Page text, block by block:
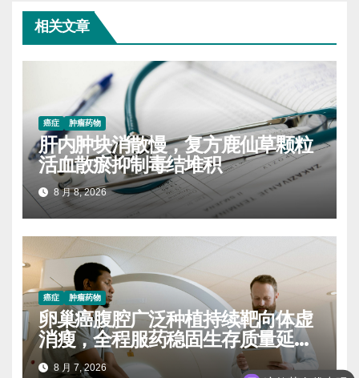
相关文章
癌症 肿瘤药物
肝内肿块消散慢，复方鹿仙草颗粒
活血散瘀抑制毒结堆积
8 月 8, 2026
癌症 肿瘤药物
卵巢癌腹腔广泛种植持续靶向体虚
消瘦，全程服药稳固生存质量延缓
进展
8 月 7, 2026
这款药有优惠吗